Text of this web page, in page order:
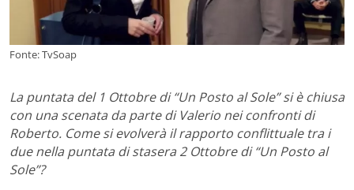
Fonte: TvSoap
La puntata del 1 Ottobre di “Un Posto al Sole” si è chiusa
con una scenata da parte di Valerio nei confronti di
Roberto. Come si evolverà il rapporto conflittuale tra i
due nella puntata di stasera 2 Ottobre di “Un Posto al
Sole”?